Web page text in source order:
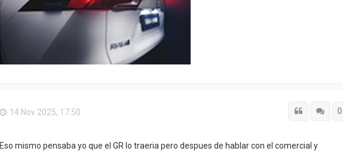
Citar 0
Citar
14 Nov 2025, 17:50
Eso mismo pensaba yo que el GR lo traeria pero despues de hablar con el comercial y